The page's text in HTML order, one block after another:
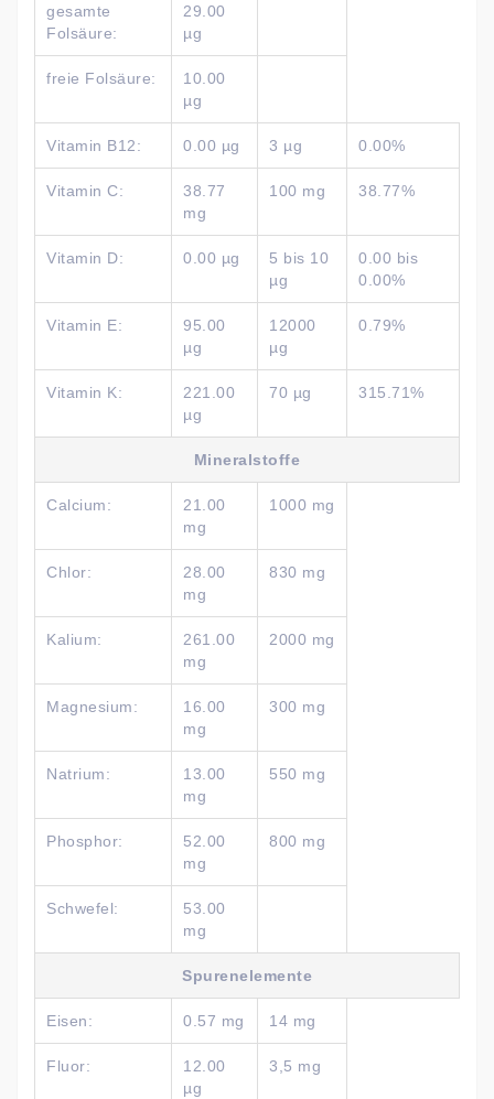
gesamte
Folsäure:
29.00
µg
freie Folsäure:
10.00
µg
Vitamin B12: 0.00 µg 3 µg 0.00%
Vitamin C:
38.77
mg
100 mg 38.77%
Vitamin D: 0.00 µg
5 bis 10
µg
0.00 bis
0.00%
Vitamin E:
95.00
µg
12000
µg
0.79%
Vitamin K:
221.00
µg
70 µg 315.71%
Mineralstoffe
Calcium:
21.00
mg
1000 mg
Chlor:
28.00
mg
830 mg
Kalium:
261.00
mg
2000 mg
Magnesium:
16.00
mg
300 mg
Natrium:
13.00
mg
550 mg
Phosphor:
52.00
mg
800 mg
Schwefel:
53.00
mg
Spurenelemente
Eisen: 0.57 mg 14 mg
Fluor:
12.00
µg
3,5 mg